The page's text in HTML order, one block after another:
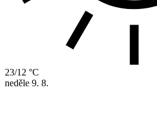
23/12 °C
neděle 9. 8.